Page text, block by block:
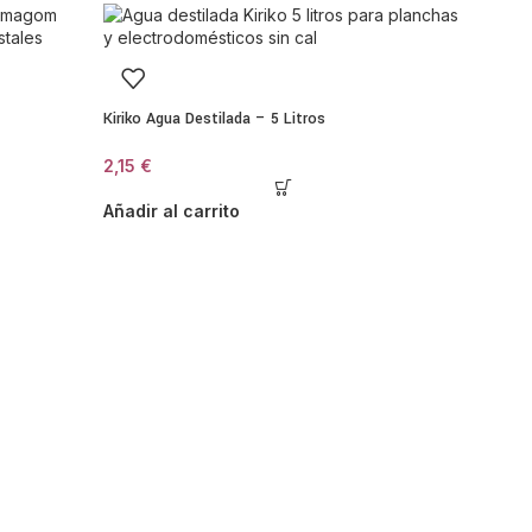
seis comensales:Kiriko Agua Destilada – 5 Litros
2,15 €
Añadir al carrito